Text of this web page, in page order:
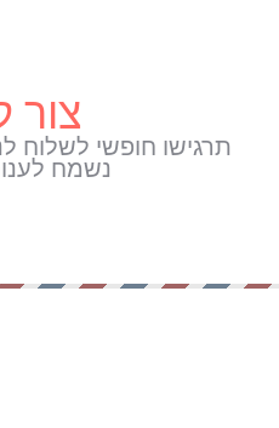
תרגישו חופשי לשלוח
נשמח